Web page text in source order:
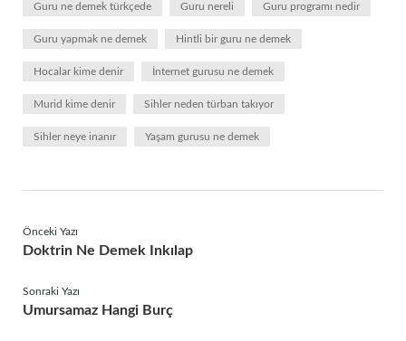
Guru ne demek türkçede Guru nereli Guru programı nedir
Guru yapmak ne demek Hintli bir guru ne demek
Hocalar kime denir İnternet gurusu ne demek
Murid kime denir Sihler neden türban takıyor
Sihler neye inanır Yaşam gurusu ne demek
Önceki Yazı
Doktrin Ne Demek Inkılap
Sonraki Yazı
Umursamaz Hangi Burç